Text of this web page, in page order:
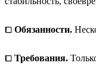
⧠ Обязанности.
⧠ Требования.